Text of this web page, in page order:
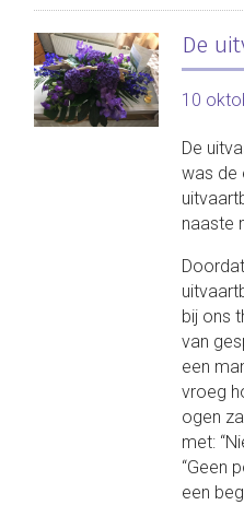
De
10
De
was de
naaste
bij ons
van
een
vroeg
ogen
met:
“Geen
een